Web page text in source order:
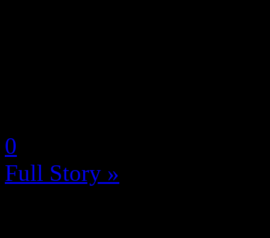
0
Full Story »